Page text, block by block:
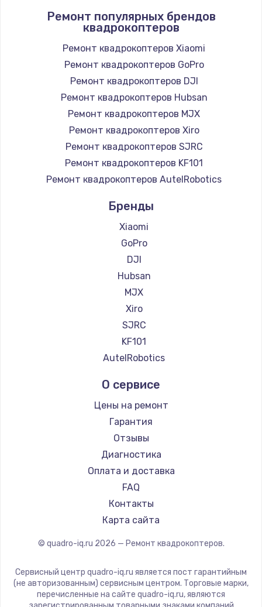
Ремонт популярных брендов
квадрокоптеров
Ремонт квадрокоптеров Xiaomi
Ремонт квадрокоптеров GoPro
Ремонт квадрокоптеров DJI
Ремонт квадрокоптеров Hubsan
Ремонт квадрокоптеров MJX
Ремонт квадрокоптеров Xiro
Ремонт квадрокоптеров SJRC
Ремонт квадрокоптеров KF101
Ремонт квадрокоптеров AutelRobotics
Бренды
Xiaomi
GoPro
DJI
Hubsan
MJX
Xiro
SJRC
KF101
AutelRobotics
О сервисе
Цены на ремонт
Гарантия
Отзывы
Диагностика
Оплата и доставка
FAQ
Контакты
Карта сайта
© quadro-iq.ru 2026 — Ремонт квадрокоптеров.
Сервисный центр quadro-iq.ru является пост гарантийным
(не авторизованным) сервисным центром. Торговые марки,
перечисленные на сайте quadro-iq.ru, являются